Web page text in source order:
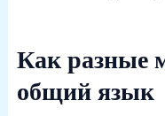
Как разные
общий язык